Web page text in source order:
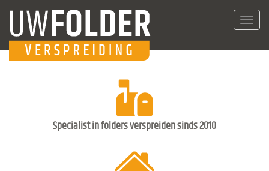
Specialist in folders verspreiden sinds 2010